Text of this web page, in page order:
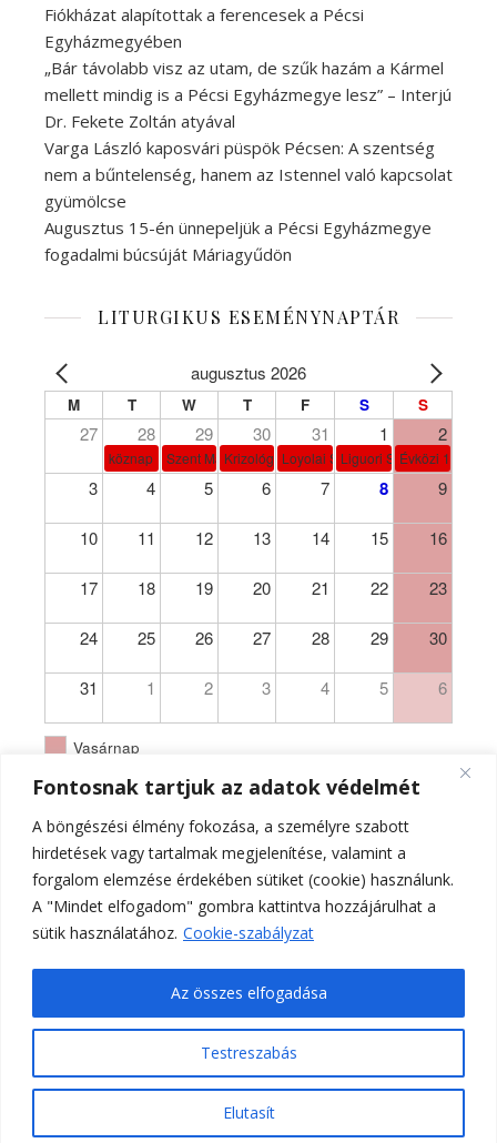
Fontosnak tartjuk az adatok védelmét
A böngészési élmény fokozása, a személyre szabott
hirdetések vagy tartalmak megjelenítése, valamint a
forgalom elemzése érdekében sütiket (cookie) használunk.
A "Mindet elfogadom" gombra kattintva hozzájárulhat a
sütik használatához. Cookie-szabályzat
Testreszabás
Elutasít
Az összes elfogadása
Fiókházat alapítottak a ferencesek a Pécsi
Egyházmegyében
„Bár távolabb visz az utam, de szűk hazám a Kármel
mellett mindig is a Pécsi Egyházmegye lesz” – Interjú
Dr. Fekete Zoltán atyával
Varga László kaposvári püspök Pécsen: A szentség
nem a bűntelenség, hanem az Istennel való kapcsolat
gyümölcse
Augusztus 15-én ünnepeljük a Pécsi Egyházmegye
fogadalmi búcsúját Máriagyűdön
LITURGIKUS ESEMÉNYNAPTÁR
augusztus 2026
M T W T F S S
27 28 29 30 31 1 2
köznap Szent Márta, Mária és Lázár
Krizológ Szent Péter
Loyolai Szent IgnácLiguori Szent Alfonz pk-et.
Évközi 18.
3 4 5 6 7 8 9
10 11 12 13 14 15 16
17 18 19 20 21 22 23
24 25 26 27 28 29 30
31 1 2 3 4 5 6
Vasárnap
Ferences Templom Pécs - PA - hivatalos oldala 2021.
Ashe a sablont készítette: